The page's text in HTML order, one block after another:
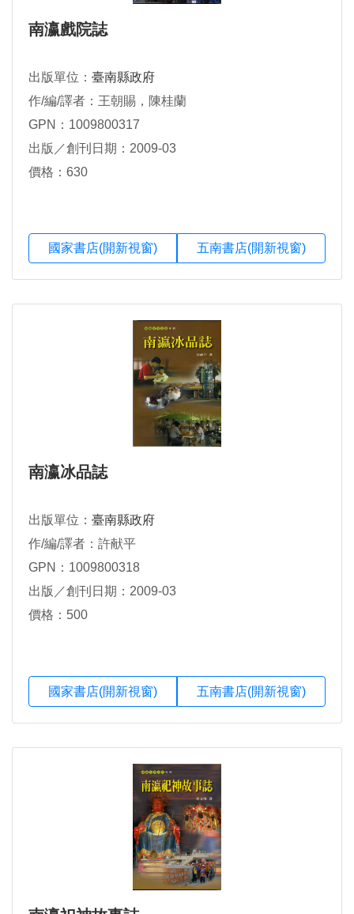
南瀛戲院誌
出版單位： 臺南縣政府
作/編/譯者：王朝賜，陳桂蘭
GPN：1009800317
出版／創刊日期：2009-03
價格：630
國家書店(開新視窗) 五南書店(開新視窗)
南瀛冰品誌
出版單位： 臺南縣政府
作/編/譯者：許献平
GPN：1009800318
出版／創刊日期：2009-03
價格：500
國家書店(開新視窗) 五南書店(開新視窗)